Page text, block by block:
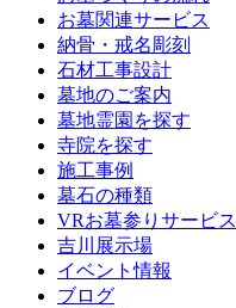
お墓関連サービス
納骨・戒名彫刻
石材工事設計
墓地のご案内
墓地霊園を探す
寺院を探す
施工事例
墓石の種類
VRお墓参りサービス
吉川展示場
イベント情報
ブログ